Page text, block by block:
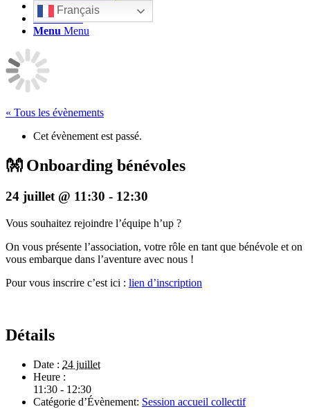
Français
Rechercher
Menu Menu
« Tous les évènements
Cet évènement est passé.
👐 Onboarding bénévoles
24 juillet @ 11:30 - 12:30
Vous souhaitez rejoindre l’équipe h’up ?
On vous présente l’association, votre rôle en tant que bénévole et on
vous embarque dans l’aventure avec nous !
Pour vous inscrire c’est ici : lien d’inscription
Détails
Date : 24 juillet
Heure :
11:30 - 12:30
Catégorie d’Évènement: Session accueil collectif